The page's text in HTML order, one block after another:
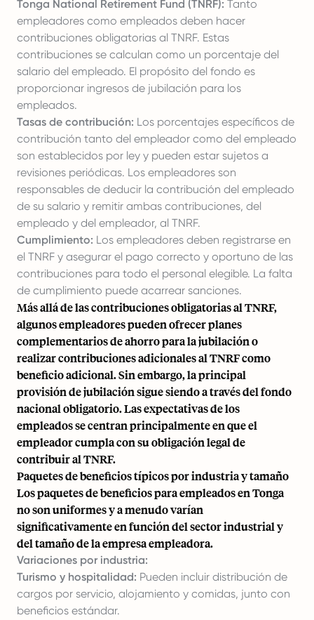
Tonga National Retirement Fund (TNRF): Tanto
empleadores como empleados deben hacer
contribuciones obligatorias al TNRF. Estas
contribuciones se calculan como un porcentaje del
salario del empleado. El propósito del fondo es
proporcionar ingresos de jubilación para los
empleados.
Tasas de contribución: Los porcentajes específicos de
contribución tanto del empleador como del empleado
son establecidos por ley y pueden estar sujetos a
revisiones periódicas. Los empleadores son
responsables de deducir la contribución del empleado
de su salario y remitir ambas contribuciones, del
empleado y del empleador, al TNRF.
Cumplimiento: Los empleadores deben registrarse en
el TNRF y asegurar el pago correcto y oportuno de las
contribuciones para todo el personal elegible. La falta
de cumplimiento puede acarrear sanciones.
Más allá de las contribuciones obligatorias al TNRF,
algunos empleadores pueden ofrecer planes
complementarios de ahorro para la jubilación o
realizar contribuciones adicionales al TNRF como
beneficio adicional. Sin embargo, la principal
provisión de jubilación sigue siendo a través del fondo
nacional obligatorio. Las expectativas de los
empleados se centran principalmente en que el
empleador cumpla con su obligación legal de
contribuir al TNRF.
Paquetes de beneficios típicos por industria y tamaño
Los paquetes de beneficios para empleados en Tonga
no son uniformes y a menudo varían
significativamente en función del sector industrial y
del tamaño de la empresa empleadora.
Variaciones por industria:
Turismo y hospitalidad: Pueden incluir distribución de
cargos por servicio, alojamiento y comidas, junto con
beneficios estándar.